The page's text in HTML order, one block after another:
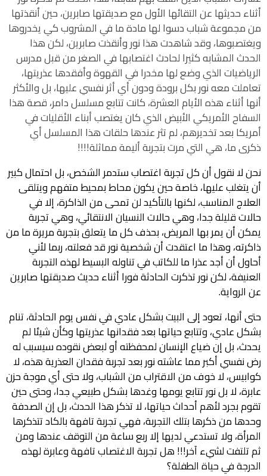
أثناء حديثها عن التقائها الأول مع صديقتها صابرين، حين أنقذتها
من مجموعة شباب دسوا لها مادة ما في المشروب كي يخدروها
ويغتصبوها، وقد شاهدت هذا نور وأنقذت صابرين، لكن هذا
الحدث المشابه كثيرا لحادث اغتصابها في الصغر من قبل مدرس
الرياضيات الذي وضع لها مخدرا في القهوة وأفقدها عذريتها،
تعاملت معه نور بكل برودة ودون أي أثر نفسي عليها، بل والأكثر
أنها أثناء هذه الأيام العشرة، كانت تتابع مسلسل دامر، قصة هذا
السفاح الأمريكي الأبيض الذي كان يغتصب أبناء الأقليات في
أمريكا بعد تخديرهم، لم تثر عندها حلقات هذا المسلسل أي
ذكرى ما، هي التي مرت بتجربة أليمة مماثلة!!!!
عن الرواية.
حتى أنها، تعود إلى البيت بشكل عادي في نفس يوم الحادثة، تنام
بشكل عادي، وتتابع حياتها بعد فقدانها عذريتها وكأن شيئا لم
يحدث، بل إن ضياع الإنسان لمحفظته أو لبعض نقوده سيسبب له
رض نفسي أكبر مما عاشته نور بعد تجربة فقدان العذرية هذه، لا
كوابيس، لا خوف من الاقتراب من الشباب، ولا حتى أي موجة حزن
عابرة، لا بل نور تتابع يومها وغدها بشكل طبيعي جدا، وحتى حين
تقوم بجرد لأهم أحداث حياتها، لا تذكر هذا الحدث، بل إن الصدفة
وحدها من ذكرها بتلك التجربة، فهي تجربة تافهة بالكاد تتذكرها
المرأة، ولا تستدعي لديها إلا ربع ساعة من التوقف عندها ومن
ثم تلتفت لشيء آخر!!! هل تجربة الاغتصاب تافهة وعابرة لهذه
الدرجة في حياة الطفلة؟